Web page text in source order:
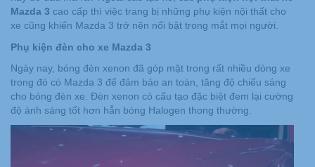
Mazda 3 cao cấp thì việc trang bị những phụ kiện nội thất cho
xe cũng khiến Mazda 3 trở nên nổi bật trong mắt mọi người.
Phụ kiện đèn cho xe Mazda 3
Ngày nay, bóng đèn xenon đã góp mặt trong rất nhiều dòng xe
trong đó có Mazda 3 để đảm bảo an toàn, tăng độ chiếu sáng
cho bóng đèn xe. Đèn xenon có cấu tạo đặc biệt đem lại cường
độ ánh sáng tốt hơn hẳn bóng Halogen thong thường.